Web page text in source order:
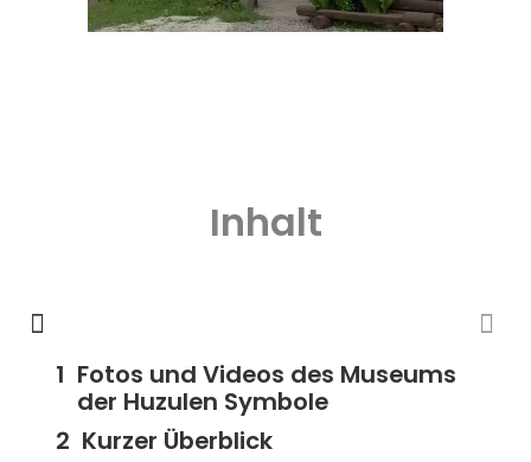
Inhalt
Fotos und Videos des Museums
der Huzulen Symbole
Kurzer Überblick